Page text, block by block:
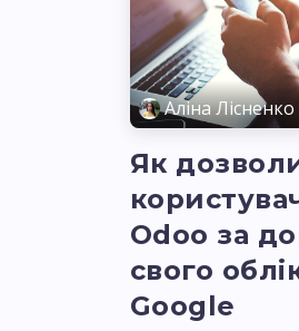
Аліна Лісненко
Як
Odoo за
свого
Google